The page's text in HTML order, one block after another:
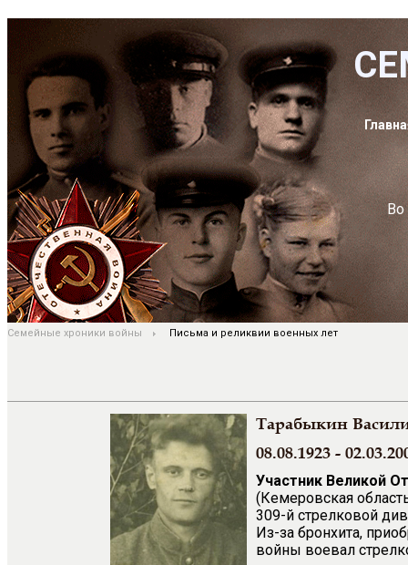
Во
Семейные хроники войны Письма и реликвии военных лет
Тарабыкин
08.08.1923 -
Участник Великой
(Кемеровская
309-й стрелковой
Из-за бронхита,
войны воевал